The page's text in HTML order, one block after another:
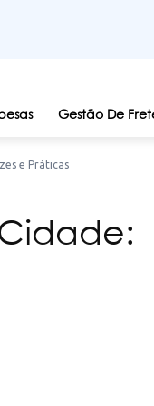
Gestão De
e Práticas